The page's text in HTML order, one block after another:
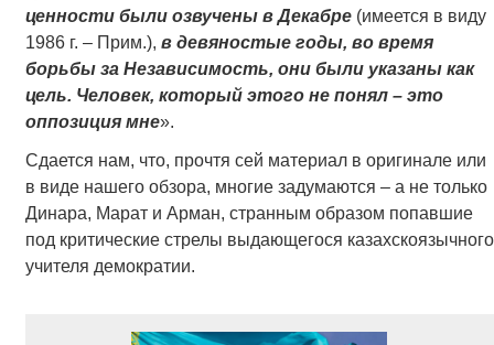
ценности были озвучены в Декабре(имеется в виду
1986 г. – Прим.), в девяностые годы, во время
борьбы за Независимость, они были указаны как
цель. Человек, который этого не понял – это
оппозиция мне».
Сдается нам, что, прочтя сей материал в оригинале или
в виде нашего обзора, многие задумаются – а не только
Динара, Марат и Арман, странным образом попавшие
под критические стрелы выдающегося казахскоязычного
учителя демократии.